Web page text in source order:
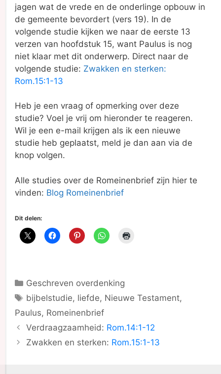
jagen wat de vrede en de onderlinge opbouw in
de gemeente bevordert (vers 19). In de
volgende studie kijken we naar de eerste 13
verzen van hoofdstuk 15, want Paulus is nog
niet klaar met dit onderwerp. Direct naar de
volgende studie: Zwakken en sterken:
Rom.15:1-13
Heb je een vraag of opmerking over deze
studie? Voel je vrij om hieronder te reageren.
Wil je een e-mail krijgen als ik een nieuwe
studie heb geplaatst, meld je dan aan via de
knop volgen.
Alle studies over de Romeinenbrief zijn hier te
vinden: Blog Romeinenbrief
Dit delen:
Geschreven overdenking
bijbelstudie, liefde, Nieuwe Testament,
Paulus, Romeinenbrief
Verdraagzaamheid: Rom.14:1-12
Zwakken en sterken: Rom.15:1-13